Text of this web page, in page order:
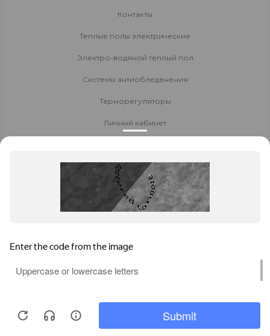
Контакты
Теплые полы электрические
Электро-водяной теплый пол
Системы антиобледенения
Терморегуляторы
Личный кабинет
Стать партнёром
Политика конфиденциальности
Контакты